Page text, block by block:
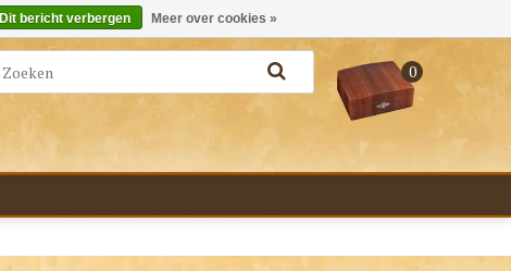
Merken Bestellen - €0,00
0
Dit bericht verbergen Meer over cookies »